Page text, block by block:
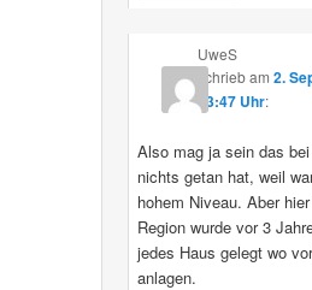
UweS
schriebam 2.
13:47 Uhr:
Also mag ja sein das
nichts getan hat, weil
hohem Niveau. Aber
Region wurde vor 3
jedes Haus gelegt wo
anlagen.